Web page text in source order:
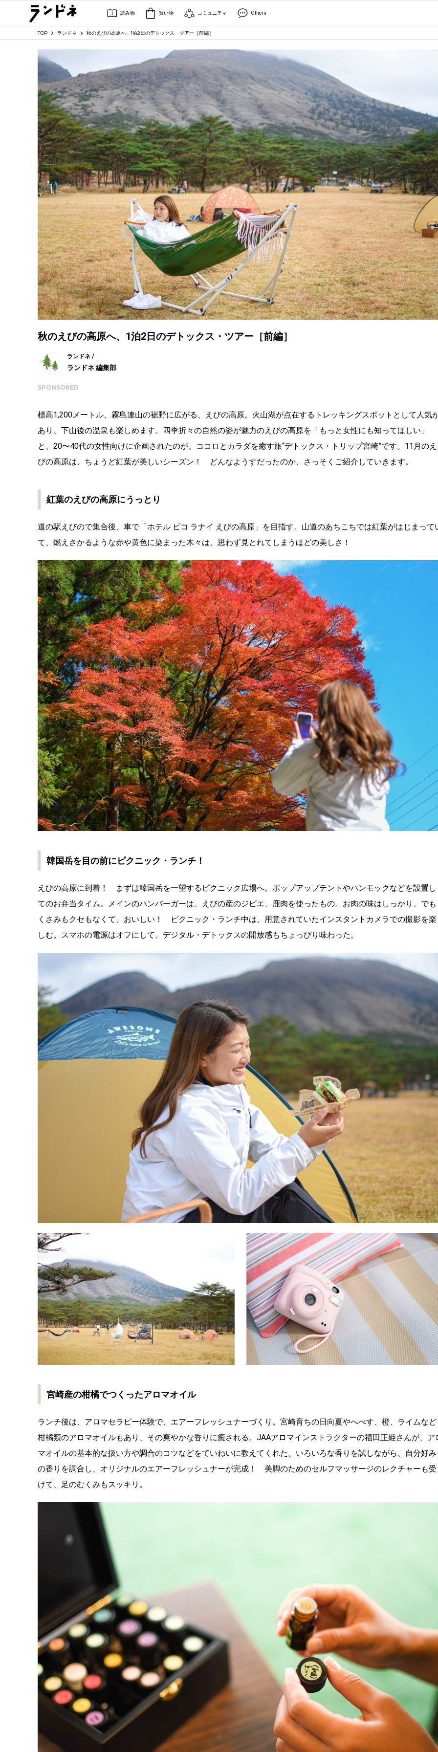
読み物 買い物 コミュニティ Others
TOP ランドネ 秋のえびの高原へ、1泊2日のデトックス・ツアー［前編］
秋のえびの高原へ、1泊2日のデトックス・ツアー［前編］
ランドネ /
ランドネ 編集部
SPONSORED
標高1,200メートル、霧島連山の裾野に広がる、えびの高原。火山湖が点在するトレッキングスポットとして人気
あり、下山後の温泉も楽しめます。四季折々の自然の姿が魅力のえびの高原を「もっと女性にも知ってほしい」
と、20〜40代の女性向けに企画されたのが、ココロとカラダを癒す旅“デトックス・トリップ宮崎”です。11月のえ
びの高原は、ちょうど紅葉が美しいシーズン！ どんなようすだったのか、さっそくご紹介していきます。
紅葉のえびの高原にうっとり
道の駅えびので集合後、車で「ホテル ピコ ラナイ えびの高原」を目指す。山道のあちこちでは紅葉がはじまって
て、燃えさかるような赤や黄色に染まった木々は、思わず見とれてしまうほどの美しさ！
韓国岳を目の前にピクニック・ランチ！
えびの高原に到着！ まずは韓国岳を一望するピクニック広場へ。ポップアップテントやハンモックなどを設置し
てのお弁当タイム。メインのハンバーガーは、えびの産のジビエ、鹿肉を使ったもの。お肉の味はしっかり、でも
くさみもクセもなくて、おいしい！ ピクニック・ランチ中は、用意されていたインスタントカメラでの撮影を楽
しむ。スマホの電源はオフにして、デジタル・デトックスの開放感もちょっぴり味わった。
宮崎産の柑橘でつくったアロマオイル
ランチ後は、アロマセラピー体験で、エアーフレッシュナーづくり。宮崎育ちの日向夏やへべす、橙、ライムなど
柑橘類のアロマオイルもあり、その爽やかな香りに癒される。JAAアロマインストラクターの福田正姫さんが、ア
マオイルの基本的な扱い方や調合のコツなどをていねいに教えてくれた。いろいろな香りを試しながら、自分好み
の香りを調合し、オリジナルのエアーフレッシュナーが完成！ 美脚のためのセルフマッサージのレクチャーも受
けて、足のむくみもスッキリ。